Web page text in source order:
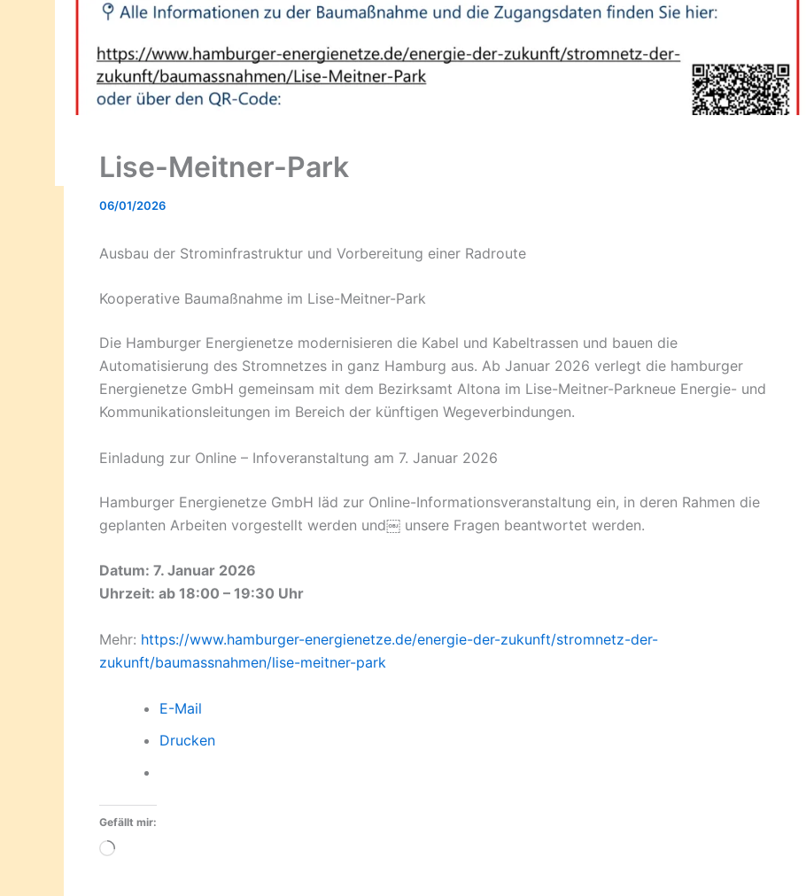
Lise-Meitner-Park
06/01/2026
Ausbau der Strominfrastruktur und Vorbereitung einer Radroute
Kooperative Baumaßnahme im Lise-Meitner-Park
Die Hamburger Energienetze modernisieren die Kabel und Kabeltrassen und bauen die
Automatisierung des Stromnetzes in ganz Hamburg aus. Ab Januar 2026 verlegt die hamburger
Energienetze GmbH gemeinsam mit dem Bezirksamt Altona im Lise-Meitner-Parkneue Energie- und
Kommunikationsleitungen im Bereich der künftigen Wegeverbindungen.
Einladung zur Online – Infoveranstaltung am 7. Januar 2026
Hamburger Energienetze GmbH läd zur Online-Informationsveranstaltung ein, in deren Rahmen die
geplanten Arbeiten vorgestellt werden und￼ unsere Fragen beantwortet werden.
Datum: 7. Januar 2026
Uhrzeit: ab 18:00 – 19:30 Uhr
Mehr: https://www.hamburger-energienetze.de/energie-der-zukunft/stromnetz-der-
zukunft/baumassnahmen/lise-meitner-park
E-Mail
Drucken
Gefällt mir:
Wird